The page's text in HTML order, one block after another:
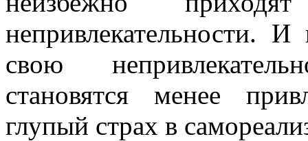
непривлекательности.
свою
становятся менее
глупый страх в